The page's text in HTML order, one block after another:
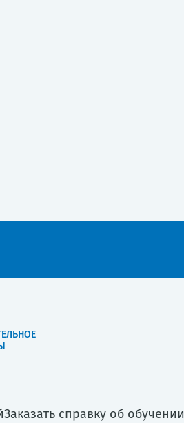
Заказать справку об обучении